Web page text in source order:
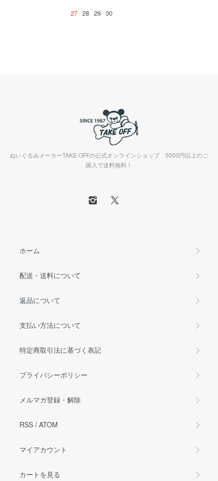
27 28 29 30
ぬいぐるみメーカーTAKE OFFの公式オンラインショップ 5000円以上のご
購入で送料無料！
ホーム
配送・送料について
返品について
支払い方法について
特定商取引法に基づく表記
プライバシーポリシー
メルマガ登録・解除
RSS / ATOM
マイアカウント
カートを見る